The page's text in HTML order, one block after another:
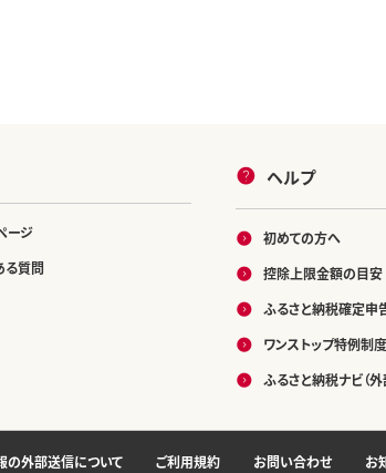
ージ
る質問
ヘルプ
初めての方へ
控除上限金額の目安
ふるさと納税確定申
ワンストップ特例制度
ふるさと納税ナビ（外
の外部送信について ご利用規約 お問い合わせ お